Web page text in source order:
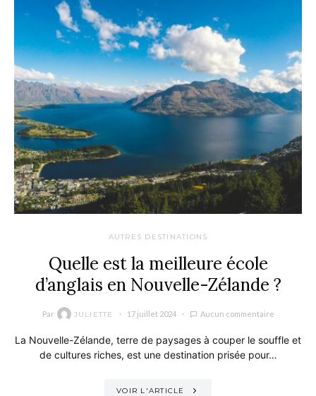
AUTRES DESTINATIONS
Quelle est la meilleure école
d’anglais en Nouvelle-Zélande ?
Par JULIETTE 17 juillet 2024 Aucun commentaire
La Nouvelle-Zélande, terre de paysages à couper le souffle et
de cultures riches, est une destination prisée pour…
VOIR L'ARTICLE